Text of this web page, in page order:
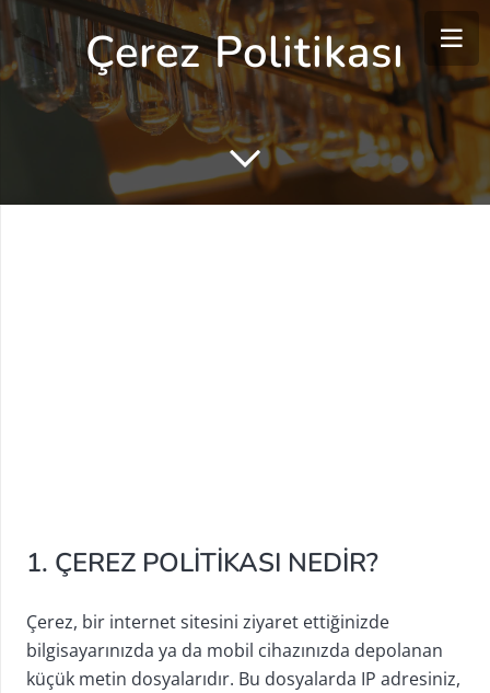
Çerez Politikası
1. ÇEREZ POLİTİKASI NEDİR?
Çerez, bir internet sitesini ziyaret ettiğinizde
bilgisayarınızda ya da mobil cihazınızda depolanan
küçük metin dosyalarıdır. Bu dosyalarda IP adresiniz,